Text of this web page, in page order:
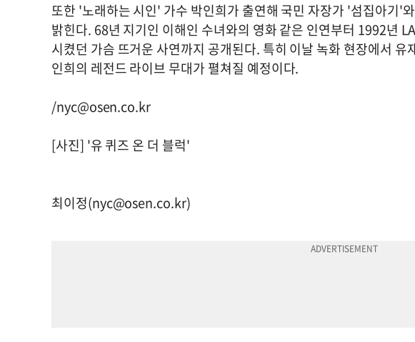
또한 '노래하는 시인' 가수 박인희가 출연해 국민 자장가 '섬집아기'
밝힌다. 68년 지기인 이해인 수녀와의 영화 같은 인연부터 1992년
시켰던 가슴 뜨거운 사연까지 공개된다. 특히 이날 녹화 현장에서
인희의 레전드 라이브 무대가 펼쳐질 예정이다.
/nyc@osen.co.kr
[사진] '유 퀴즈 온 더 블럭'
최이정(nyc@osen.co.kr)